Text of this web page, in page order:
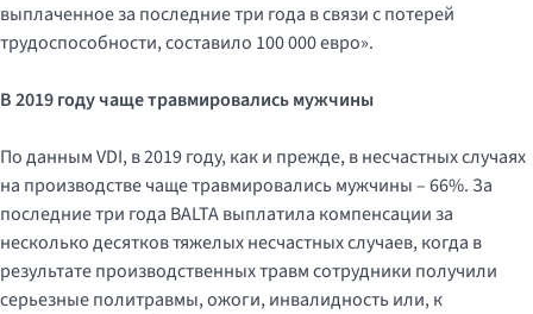
выплаченное за последние три года в связи с потерей
трудоспособности, составило 100 000 евро».
В2019году чаще травмировались мужчины
По данным VDI, в 2019 году, как и прежде, в несчастных случаях
на производстве чаще травмировались мужчины – 66%. За
последние три года BALTA выплатила компенсации за
несколько десятков тяжелых несчастных случаев, когда в
результате производственных травм сотрудники получили
серьезные политравмы, ожоги, инвалидность или, к